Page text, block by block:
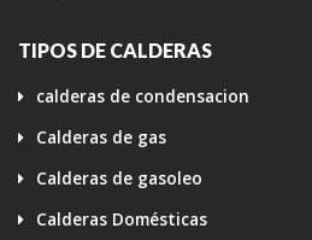
TIPOS DE CALDERAS
calderas de condensacion
Calderas de gas
Calderas de gasoleo
Calderas Domésticas